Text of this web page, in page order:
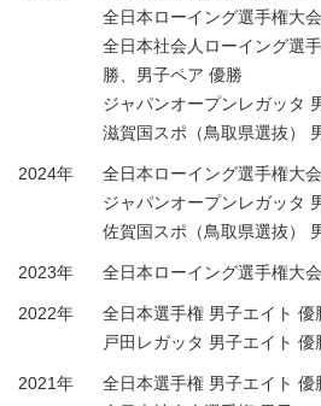
全日本ローイング選手権大
全日本社会人ローイング選
勝、男子ペア 優勝
ジャパンオープンレガッタ
滋賀国スポ（鳥取県選抜）
2024年
全日本ローイング選手権大
ジャパンオープンレガッタ
佐賀国スポ（鳥取県選抜）
2023年 全日本ローイング選手権大
2022年
全日本選手権 男子エイト 優
戸田レガッタ 男子エイト 優
2021年
全日本選手権 男子エイト 優